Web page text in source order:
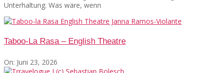
Unterhaltung. Was wäre, wenn
Taboo-La Rasa – English Theatre
On: Juni 23, 2026